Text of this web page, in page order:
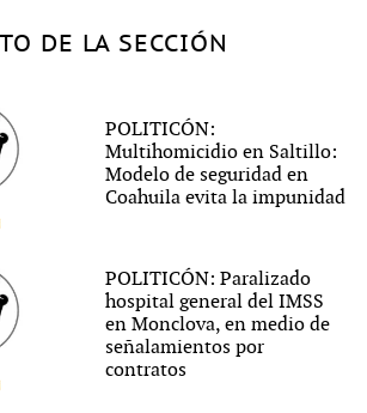
DE LA SECCIÓN
POLITICÓN:
Multihomicidio en Saltillo:
Modelo de seguridad en
Coahuila evita la impunidad
POLITICÓN: Paralizado
hospital general del IMSS
en Monclova, en medio de
señalamientos por
contratos